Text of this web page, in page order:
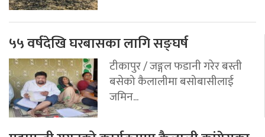
५५ वर्षदेखि घरबासका लागि सङ्घर्ष
टीकापुर / जङ्गल फडानी गरेर बस्ती
बसेको कैलालीमा बसोबासीलाई
जमिन...